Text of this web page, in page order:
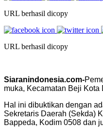
URL berhasil dicopy
URL berhasil dicopy
Siaranindonesia.com-
muka, Kecamatan Beji Kota
Hal ini dibuktikan dengan
Sekretaris Daerah (Sekda)
Bappeda, Kodim 0508 dan